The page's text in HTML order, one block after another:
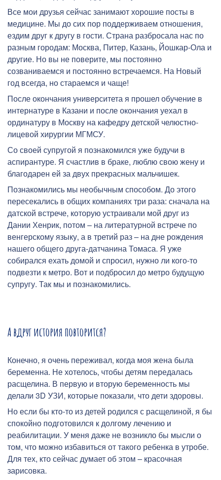
Все мои друзья сейчас занимают хорошие посты в
медицине. Мы до сих пор поддерживаем отношения,
ездим друг к другу в гости. Страна разбросала нас по
разным городам: Москва, Питер, Казань, Йошкар-Ола и
другие. Но вы не поверите, мы постоянно
созваниваемся и постоянно встречаемся. На Новый
год всегда, но стараемся и чаще!
После окончания университета я прошел обучение в
интернатуре в Казани и после окончания уехал в
ординатуру в Москву на кафедру детской челюстно-
лицевой хирургии МГМСУ.
Со своей супругой я познакомился уже будучи в
аспирантуре. Я счастлив в браке, люблю свою жену и
благодарен ей за двух прекрасных мальчишек.
Познакомились мы необычным способом. До этого
пересекались в общих компаниях три раза: сначала на
датской встрече, которую устраивали мой друг из
Дании Хенрик, потом – на литературной встрече по
венгерскому языку, а в третий раз – на дне рождения
нашего общего друга-датчанина Томаса. Я уже
собирался ехать домой и спросил, нужно ли кого-то
подвезти к метро. Вот и подбросил до метро будущую
супругу. Так мы и познакомились.
А вдруг история повторится?
Конечно, я очень переживал, когда моя жена была
беременна. Не хотелось, чтобы детям передалась
расщелина. В первую и вторую беременность мы
делали 3D УЗИ, которые показали, что дети здоровы.
Но если бы кто-то из детей родился с расщелиной, я бы
спокойно подготовился к долгому лечению и
реабилитации. У меня даже не возникло бы мысли о
том, что можно избавиться от такого ребенка в утробе.
Для тех, кто сейчас думает об этом – красочная
зарисовка.